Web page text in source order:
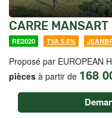
CARRE
RE2020 TVA 5.5%
Proposé par EUROPEAN
pièces à partir de 168